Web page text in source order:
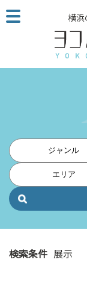
こ
の
ジ
読
他
ペ
の
横浜
ジャンル
エリア
検索条件 展示